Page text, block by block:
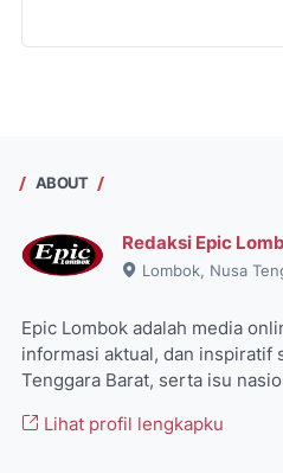
ABOUT
Redaksi Epic
Lombok, Nusa
Epic Lombok adalah media
informasi aktual, dan inspiratif
Tenggara Barat, serta isu
Lihat profil lengkapku